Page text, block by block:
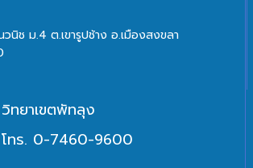
นิช ม.4 ต.เขารูปช้าง อ.เมืองสงขลา
วิทยาเขตพัทลุง
โทร. 0-7460-9600